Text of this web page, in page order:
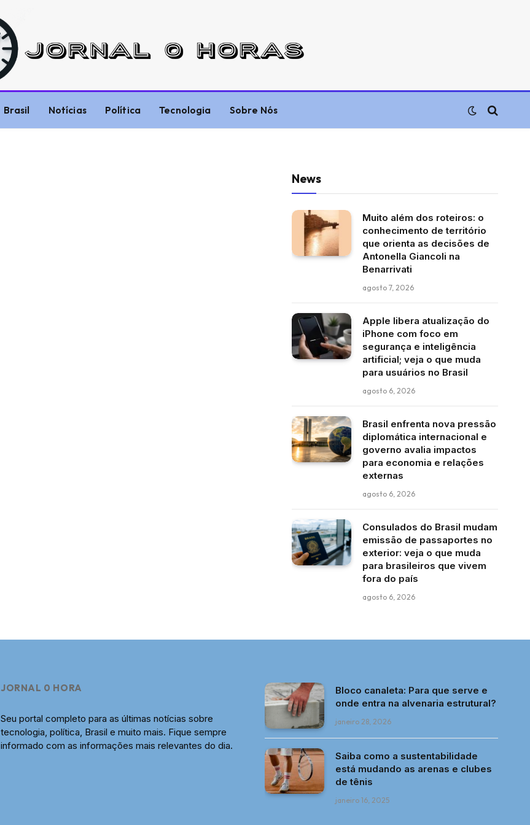
Brasil Notícias Política Tecnologia Sobre Nós
News
Muito além dos roteiros: o
conhecimento de território
que orienta as decisões de
Antonella Giancoli na
Benarrivati
agosto 7, 2026
Apple libera atualização do
iPhone com foco em
segurança e inteligência
artificial; veja o que muda
para usuários no Brasil
agosto 6, 2026
Brasil enfrenta nova pressão
diplomática internacional e
governo avalia impactos
para economia e relações
externas
agosto 6, 2026
Consulados do Brasil mudam
emissão de passaportes no
exterior: veja o que muda
para brasileiros que vivem
fora do país
agosto 6, 2026
JORNAL 0 HORA
Seu portal completo para as últimas notícias sobre
tecnologia, política, Brasil e muito mais. Fique sempre
informado com as informações mais relevantes do dia.
Bloco canaleta: Para que serve e
onde entra na alvenaria estrutural?
janeiro 28, 2026
Saiba como a sustentabilidade
está mudando as arenas e clubes
de tênis
janeiro 16, 2025